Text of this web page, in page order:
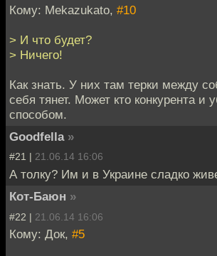
Кому: Mekazukato, #10
> И что будет?
> Ничего!
Как знать. У них там терки между
себя тянет. Может кто конкурента и
способом.
Goodfella »
#21 | 21.06.14 16:06
А толку? Им и в Украине сладко
Кот-Баюн »
#22 | 21.06.14 16:06
Кому: Док, #5